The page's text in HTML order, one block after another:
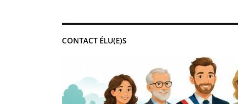
CONTACT ÉLU(E)S